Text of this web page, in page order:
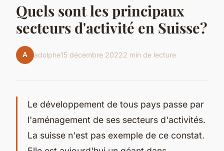
Quels sont les principaux
secteurs d'activité en Suisse?
A adolphe15 décembre 20222 min de lecture
Le développement de tous pays passe par
l'aménagement de ses secteurs d'activités.
La suisse n'est pas exemple de ce constat.